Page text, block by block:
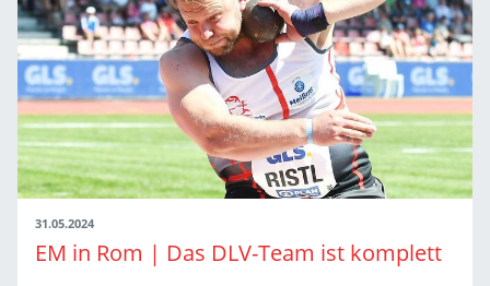
31.05.2024
EM in Rom | Das DLV-Team ist komplett